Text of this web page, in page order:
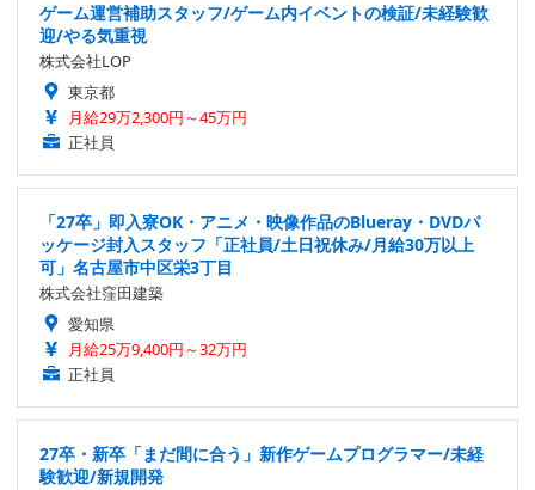
ゲーム運営補助スタッフ/ゲーム内イベントの検証/未経験歓
迎/やる気重視
株式会社LOP
東京都
月給29万2,300円～45万円
正社員
「27卒」即入寮OK・アニメ・映像作品のBlueray・DVDパ
ッケージ封入スタッフ「正社員/土日祝休み/月給30万以上
可」名古屋市中区栄3丁目
株式会社窪田建築
愛知県
月給25万9,400円～32万円
正社員
27卒・新卒「まだ間に合う」新作ゲームプログラマー/未経
験歓迎/新規開発